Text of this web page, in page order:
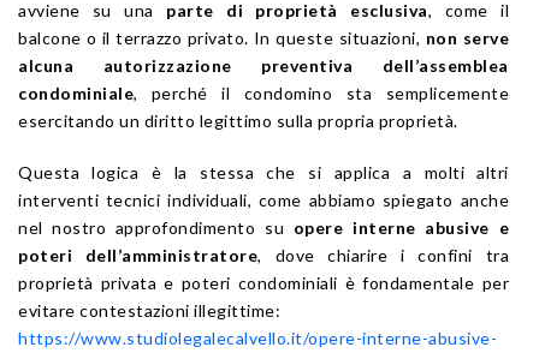
avviene su una parte di proprietà esclusiva, come il
balcone o il terrazzo privato. In queste situazioni, non serve
alcuna autorizzazione preventiva dell’assemblea
condominiale, perché il condomino sta semplicemente
esercitando un diritto legittimo sulla propria proprietà.
Questa logica è la stessa che si applica a molti altri
interventi tecnici individuali, come abbiamo spiegato anche
nel nostro approfondimento su opere interne abusive e
poteri dell’amministratore, dove chiarire i confini tra
proprietà privata e poteri condominiali è fondamentale per
evitare contestazioni illegittime:
https://www.studiolegalecalvello.it/opere-interne-abusive-